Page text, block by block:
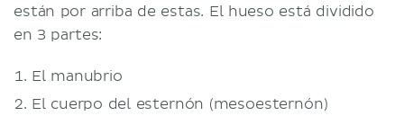
están por arriba de estas. El hueso está dividido
en 3 partes:
El manubrio
El cuerpo del esternón (mesoesternón)